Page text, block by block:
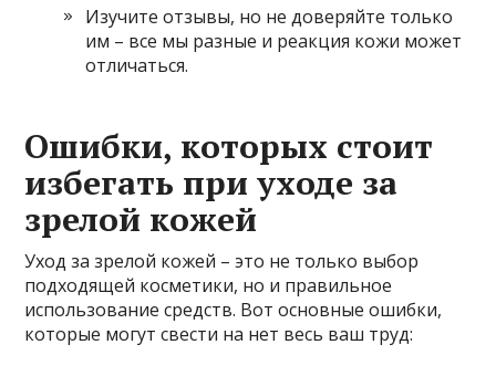
Изучите отзывы, но не доверяйте только
им – все мы разные и реакция кожи может
отличаться.
Ошибки, которых стоит
избегать при уходе за
зрелой кожей
Уход за зрелой кожей – это не только выбор
подходящей косметики, но и правильное
использование средств. Вот основные ошибки,
которые могут свести на нет весь ваш труд: